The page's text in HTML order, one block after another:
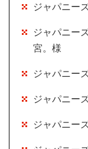
ジャパニー
ジャパニー
宮。様
ジャパニー
ジャパニー
ジャパニー